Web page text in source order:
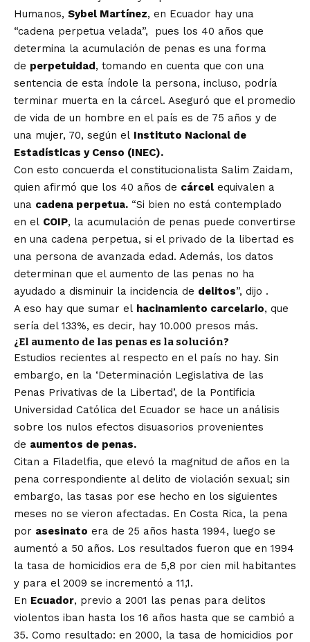
Humanos, Sybel Martínez, en Ecuador hay una
“cadena perpetua velada”, pues los 40 años que
determina la acumulación de penas es una forma
de perpetuidad, tomando en cuenta que con una
sentencia de esta índole la persona, incluso, podría
terminar muerta en la cárcel. Aseguró que el promedio
de vida de un hombre en el país es de 75 años y de
una mujer, 70, según el Instituto Nacional de
Estadísticas y Censo (INEC).
Con esto concuerda el constitucionalista Salim Zaidam,
quien afirmó que los 40 años de cárcel equivalen a
una cadena perpetua. “Si bien no está contemplado
en el COIP, la acumulación de penas puede convertirse
en una cadena perpetua, si el privado de la libertad es
una persona de avanzada edad. Además, los datos
determinan que el aumento de las penas no ha
ayudado a disminuir la incidencia de delitos”, dijo .
A eso hay que sumar el hacinamiento carcelario, que
sería del 133%, es decir, hay 10.000 presos más.
¿El aumento de las penas es la solución?
Estudios recientes al respecto en el país no hay. Sin
embargo, en la ‘Determinación Legislativa de las
Penas Privativas de la Libertad’, de la Pontificia
Universidad Católica del Ecuador se hace un análisis
sobre los nulos efectos disuasorios provenientes
de aumentos de penas.
Citan a Filadelfia, que elevó la magnitud de años en la
pena correspondiente al delito de violación sexual; sin
embargo, las tasas por ese hecho en los siguientes
meses no se vieron afectadas. En Costa Rica, la pena
por asesinato era de 25 años hasta 1994, luego se
aumentó a 50 años. Los resultados fueron que en 1994
la tasa de homicidios era de 5,8 por cien mil habitantes
y para el 2009 se incrementó a 11,1.
En Ecuador, previo a 2001 las penas para delitos
violentos iban hasta los 16 años hasta que se cambió a
35. Como resultado: en 2000, la tasa de homicidios por